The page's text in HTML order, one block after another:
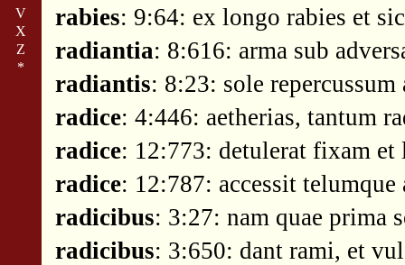
V
X
Z
*
rabies: 9:64: ex longo rabies et
radiantia: 8:616: arma sub
radiantis: 8:23: sole
radice: 4:446: aetherias, tantum
radice: 12:773: detulerat fixam et
radice: 12:787: accessit
radicibus: 3:27: nam quae prima
radicibus: 3:650: dant rami, et